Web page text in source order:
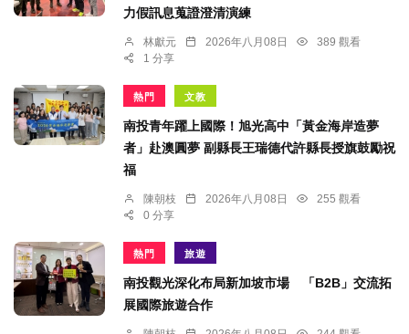
力假訊息蒐證澄清演練
林獻元 2026年八月08日
389 觀看
1 分享
熱門 文教
南投青年躍上國際！旭光高中「黃金海岸造夢
者」赴澳圓夢 副縣長王瑞德代許縣長授旗鼓勵祝
福
陳朝枝 2026年八月08日
255 觀看
0 分享
熱門 旅遊
南投觀光深化布局新加坡市場 「B2B」交流拓
展國際旅遊合作